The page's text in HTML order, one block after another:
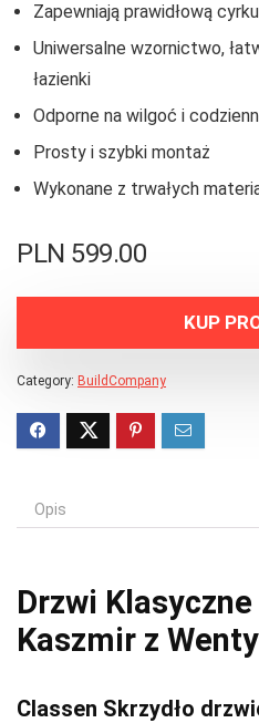
Zapewniają prawidłową
Uniwersalne wzornictwo,
łazienki
Odporne na wilgoć i
Prosty i szybki montaż
Wykonane z trwałych
PLN 599.00
KUP
Category: BuildCompany
Opis
Drzwi
Kaszmir z
Classen Skrzydło